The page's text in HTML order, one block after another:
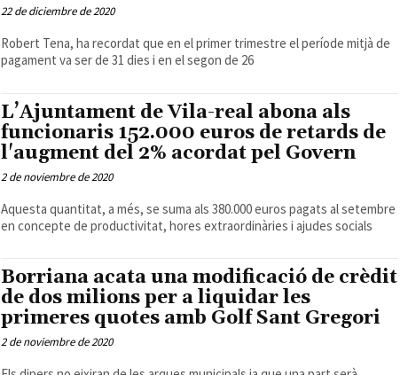
22 de diciembre de 2020
Robert Tena, ha recordat que en el primer trimestre el període mitjà de
pagament va ser de 31 dies i en el segon de 26
L’Ajuntament de Vila-real abona als
funcionaris 152.000 euros de retards de
l'augment del 2% acordat pel Govern
2 de noviembre de 2020
Aquesta quantitat, a més, se suma als 380.000 euros pagats al setembre
en concepte de productivitat, hores extraordinàries i ajudes socials
Borriana acata una modificació de crèdit
de dos milions per a liquidar les
primeres quotes amb Golf Sant Gregori
2 de noviembre de 2020